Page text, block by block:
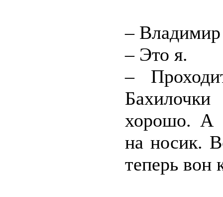
– Владимир
– Это я.
–
хорошо. А
на носик.
теперь вон